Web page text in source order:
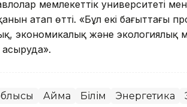
мемлекеттік университеті
атап өтті. «Бұл екі бағыттағы
экономикалық және экологиялық
асыруда».
Аймақ Білім Энергетика